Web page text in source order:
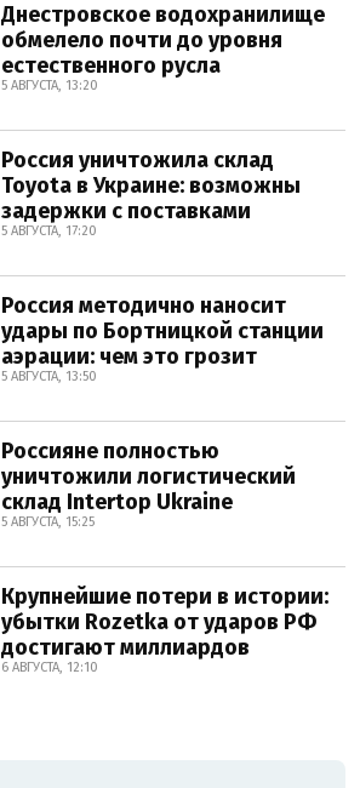
Днестровское водохранилище
обмелело почти до уровня
естественного русла
5 АВГУСТА, 13:20
Россия уничтожила склад
Toyota в Украине: возможны
задержки с поставками
5 АВГУСТА, 17:20
Россия методично наносит
удары по Бортницкой станции
аэрации: чем это грозит
5 АВГУСТА, 13:50
Россияне полностью
уничтожили логистический
склад Intertop Ukraine
5 АВГУСТА, 15:25
Крупнейшие потери в истории:
убытки Rozetka от ударов РФ
достигают миллиардов
6 АВГУСТА, 12:10